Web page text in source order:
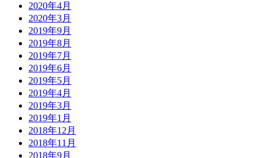
2020年4月
2020年3月
2019年9月
2019年8月
2019年7月
2019年6月
2019年5月
2019年4月
2019年3月
2019年1月
2018年12月
2018年11月
2018年9月